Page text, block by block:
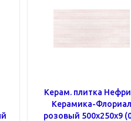
Керам. плитка
Керамика-Флориал
розовый 500х250х9